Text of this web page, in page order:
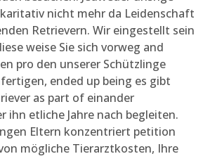
nicht mehr da Leidenschaft
Retrievern. Wir eingestellt sein
weise Sie sich vorweg and
pro den unserer Schützlinge
ended up being es gibt
as part of einander
ihn etliche Jahre nach begleiten.
Eltern konzentriert petition
mögliche Tierarztkosten, Ihre